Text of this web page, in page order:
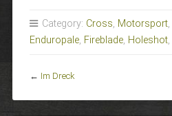
Category: Cross, Motorsport,
Enduropale, Fireblade, Holeshot,
← Im Dreck